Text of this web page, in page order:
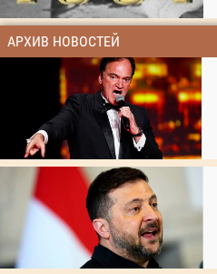
АРХИВ НОВОСТЕЙ